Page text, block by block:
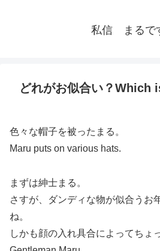
私信 まるで
どれがお似合い？
色々な帽子を被ったまる。
Maru puts on various hats.
まずは紳士まる。
さすが、ダンディな物が似合うお
ね。
しかも顔の入れ具合によってちょ